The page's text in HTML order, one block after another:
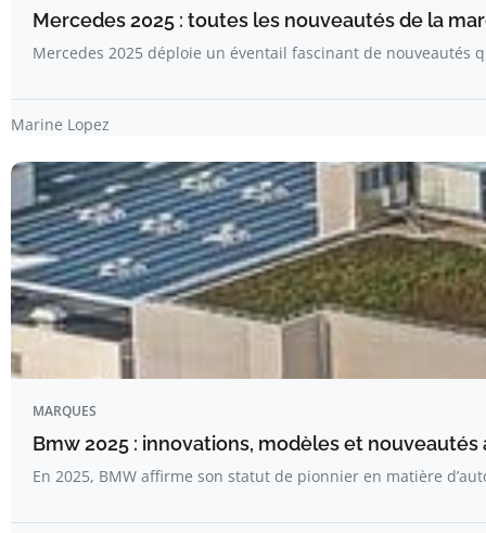
Mercedes 2025 : toutes les nouveautés de la
Mercedes 2025 déploie un éventail fascinant de nouveautés
Marine Lopez
MARQUES
Bmw 2025 : innovations, modèles et
En 2025, BMW affirme son statut de pionnier en matière